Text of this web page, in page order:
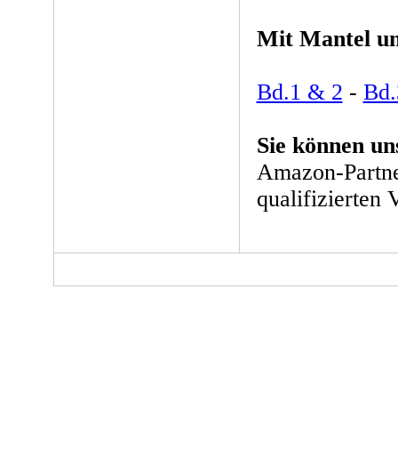
Mit Mantel
Bd.1 & 2 -
Sie können
Amazon-
qualifizierten